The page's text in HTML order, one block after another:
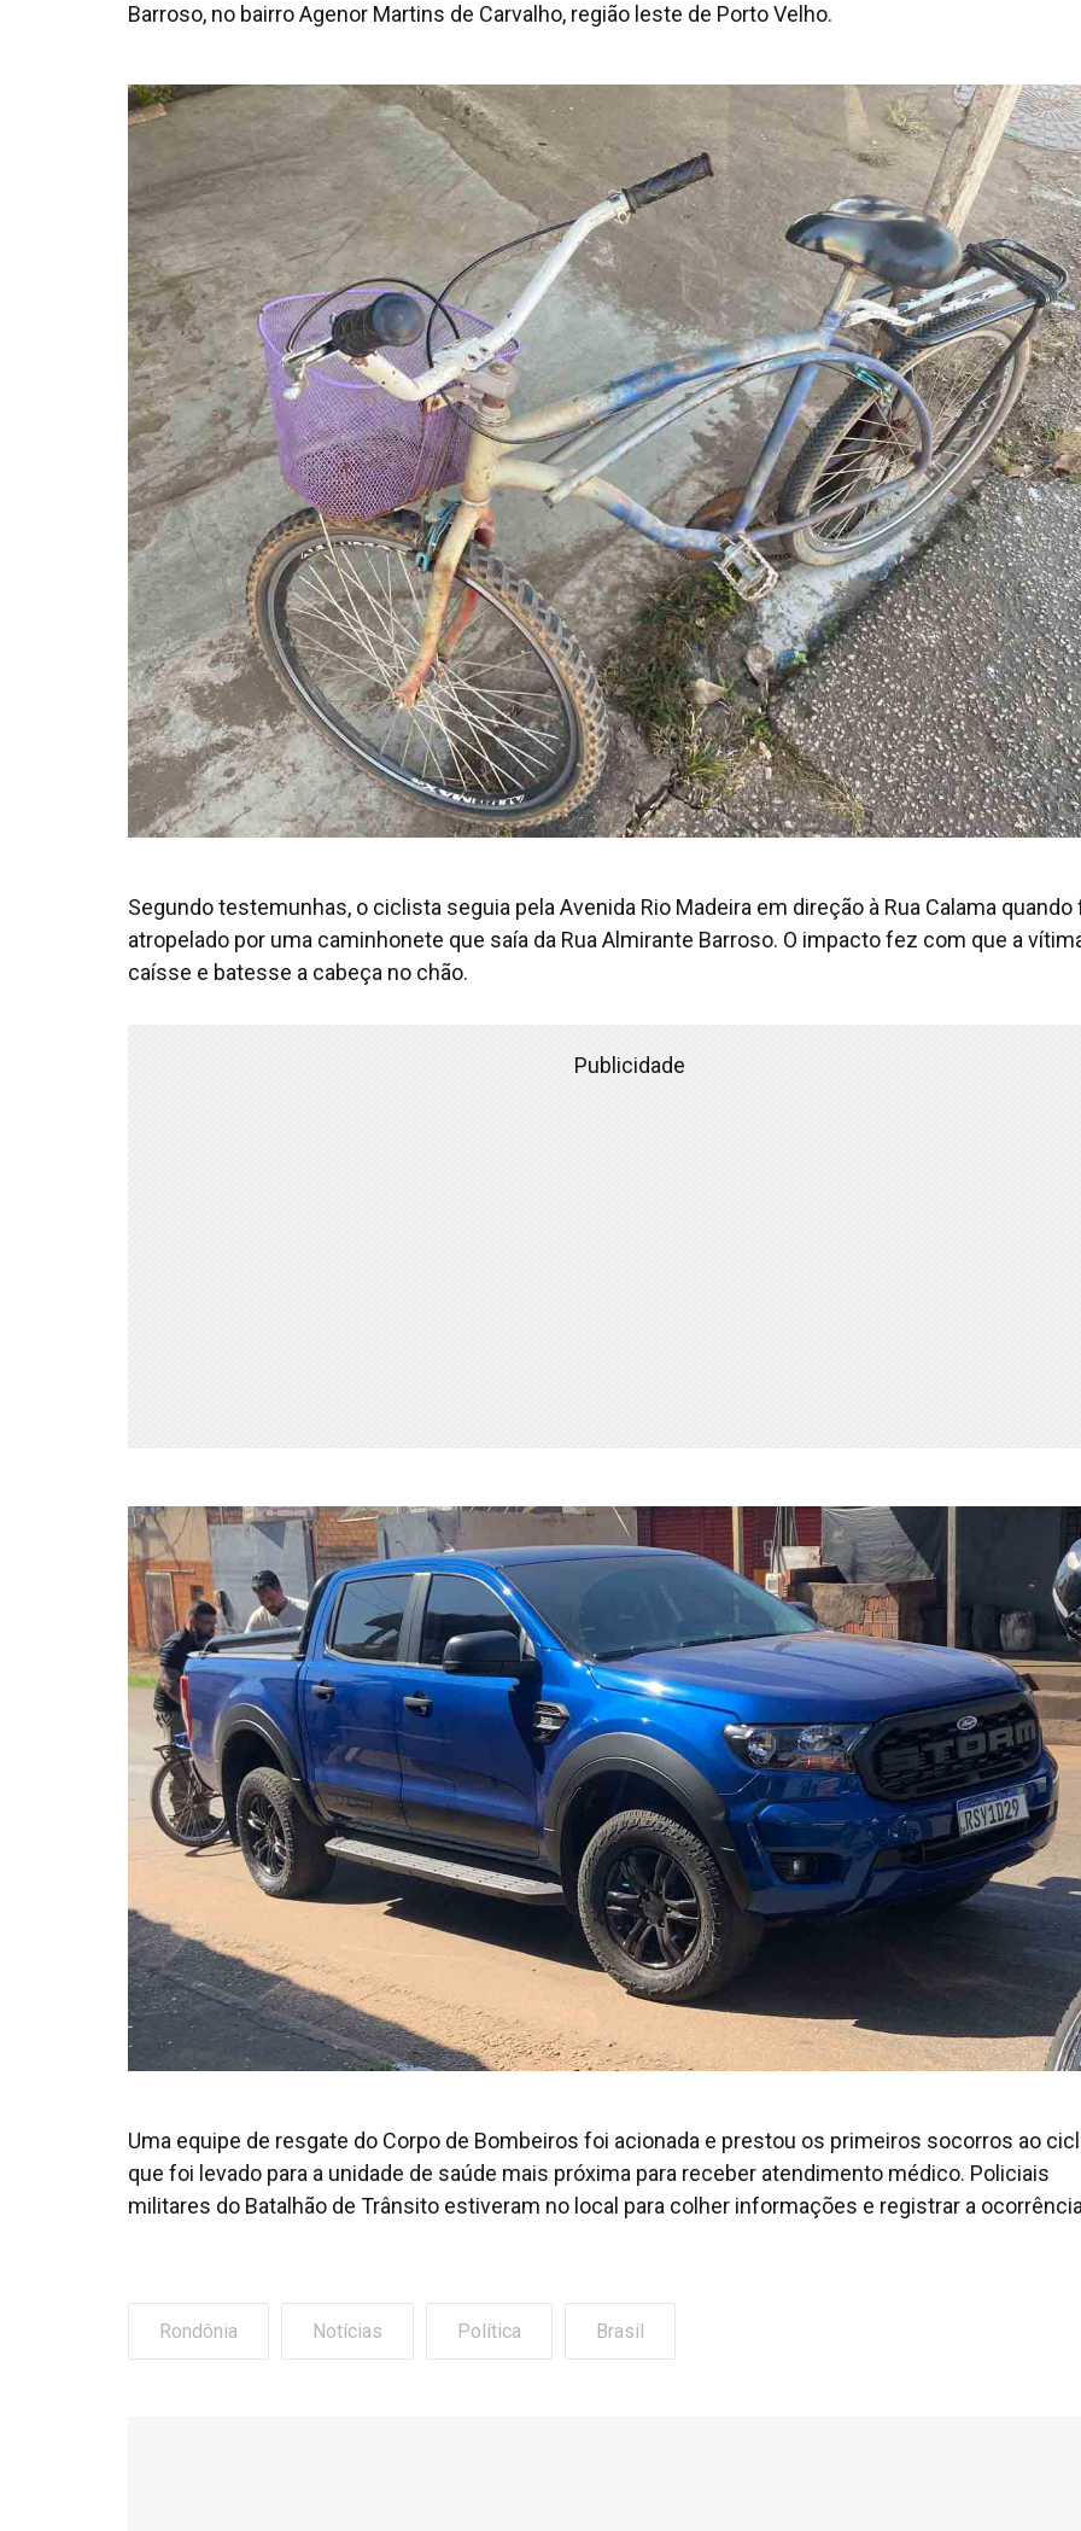
Barroso, no bairro Agenor Martins de Carvalho, região leste de Porto Velho.
Segundo testemunhas, o ciclista seguia pela Avenida Rio Madeira em direção à Rua Calama quando
atropelado por uma caminhonete que saía da Rua Almirante Barroso. O impacto fez com que a
caísse e batesse a cabeça no chão.
Publicidade
Uma equipe de resgate do Corpo de Bombeiros foi acionada e prestou os primeiros socorros ao
que foi levado para a unidade de saúde mais próxima para receber atendimento médico. Policiais
militares do Batalhão de Trânsito estiveram no local para colher informações e registrar a
Rondônia Notícias Política Brasil